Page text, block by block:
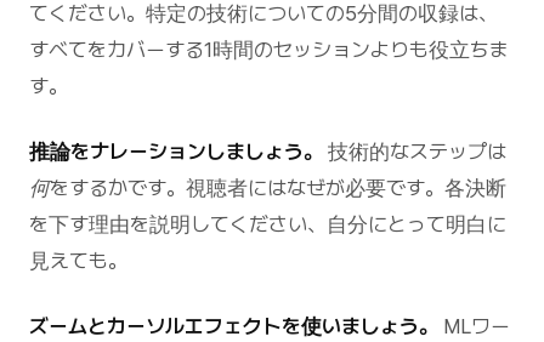
てください。特定の技術についての5分間の収録は、
すべてをカバーする1時間のセッションよりも役立ちま
す。
推論をナレーションしましょう。
技術的なステップは
何をするかです。視聴者にはなぜが必要です。各決断
を下す理由を説明してください、自分にとって明白に
見えても。
ズームとカーソルエフェクトを使いましょう。 MLワー